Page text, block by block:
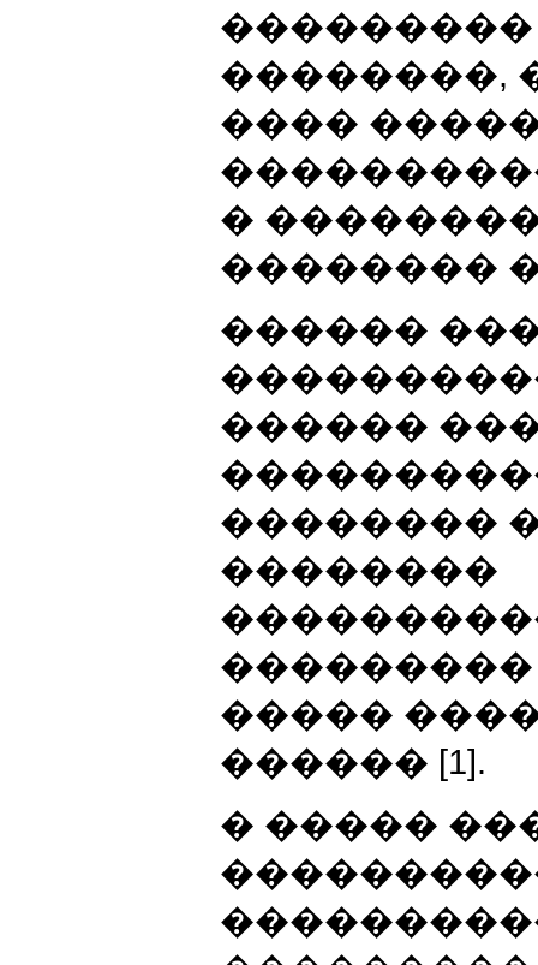
��������,
����
�
��������
������
������
��������
��������
���������
�����
������ [1].
� �����